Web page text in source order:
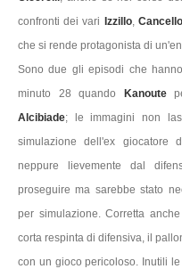
confronti dei vari Izzillo,
che si rende protagonista di
Sono due gli episodi che
minuto 28 quando Kanoute
Alcibiade; le immagini non
simulazione dell'ex giocatore
neppure lievemente dal
proseguire ma sarebbe stato
per simulazione. Corretta
corta respinta di difensiva, il
con un gioco pericoloso. Inutili